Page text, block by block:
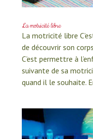
La motricité libre
La motricité libre
de découvrir son
C’est permettre à
suivante de sa
quand il le souhaite.